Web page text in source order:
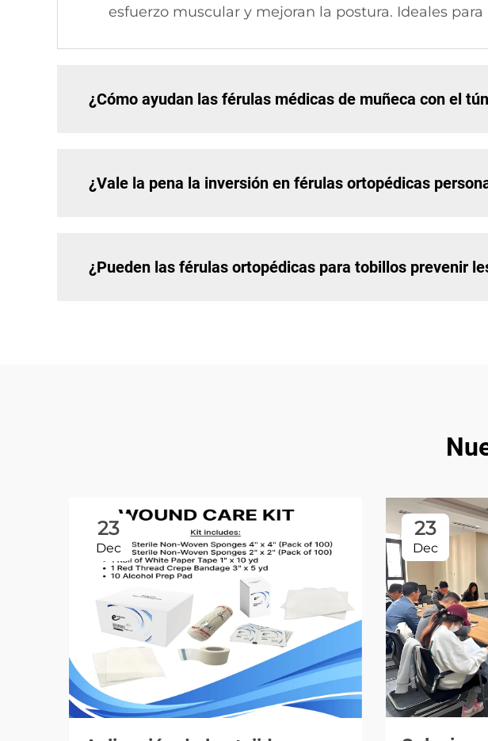
esfuerzo muscular y mejoran la postura. Ideales
¿Cómo ayudan las férulas médicas de muñeca con el
¿Vale la pena la inversión en férulas ortopédicas
¿Pueden las férulas ortopédicas para tobillos prevenir
23
Dec
23
Dec